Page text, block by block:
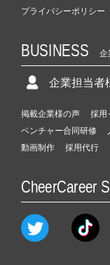
プライバシーポリシー
BUSINESS 企
企業担当者
掲載企業様の声 採用
ベンチャー合同研修
動画制作
採用代行
CheerCareer